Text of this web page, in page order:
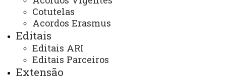
Cotutelas
Acordos Erasmus
Editais
Editais ARI
Editais Parceiros
Extensão
Trâmite para Formalização de
Acordo Internacional